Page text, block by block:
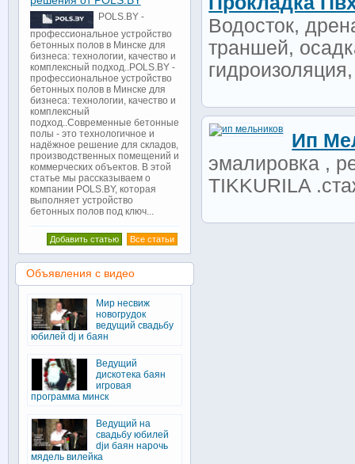
Водосток,
траншей,
Ип
эмалировка ,
TIKKURILA
POLS.BY -
профессиональное устройство
бетонных полов в Минске для
бизнеса: технологии, качество и
комплексный подход..POLS.BY -
профессиональное устройство
бетонных полов в Минске для
бизнеса: технологии, качество и
комплексный
подход..Современные бетонные
полы - это технологичное и
надёжное решение для складов,
производственных помещений и
коммерческих объектов. В этой
статье мы рассказываем о
компании POLS.BY, которая
выполняет устройство
бетонных полов под ключ...
Все статьи
Добавить статью
Объявления с видео
Мир несвиж
новогрудок
ведущий свадьбу
юбилей dj и баян
Ведущий
дискотека баян
игровая
программа минск
Ведущий на
свадьбу юбилей
djи баян нарочь
мядель вилейка